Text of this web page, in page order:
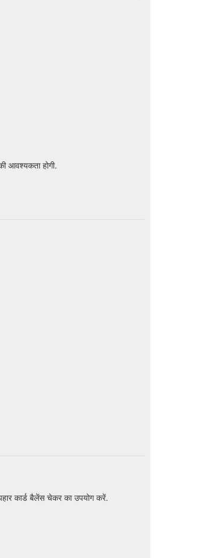
आवश्यकता होगी.
कार्ड बैलेंस चेकर का उपयोग करें.